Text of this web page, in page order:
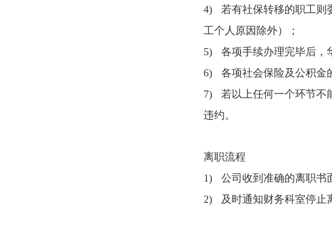
4) 若有社保转移的职工则
工个人原因除外）；
5) 各项手续办理完毕后，
6) 各项社会保险及公积金
7) 若以上任何一个环节不
违约。
离职流程
1) 公司收到准确的离职书
2) 及时通知财务科室停止